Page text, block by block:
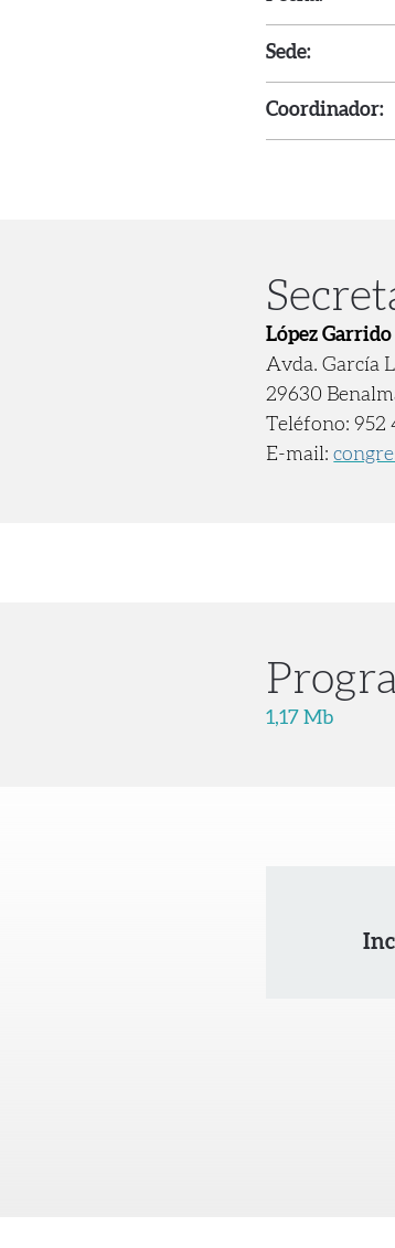
Sede:
Coordinador:
López
Avda. García
29630
Teléfono: 952
E-mail:
1,17 Mb